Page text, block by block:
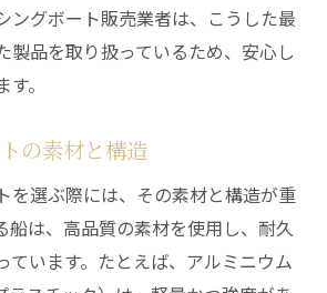
ングボート販売業者は、こうした最
製品を取り扱っているため、安心し
。
の素材と構造
を選ぶ際には、その素材と構造が重
船は、高品質の素材を使用し、耐久
ています。たとえば、アルミニウム